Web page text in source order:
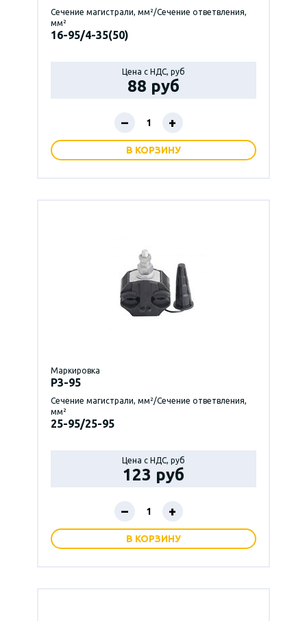
Сечение магистрали, мм²/Сечение ответвления,
мм²
16-95/4-35(50)
Цена с НДС, руб
88 руб
– +
В КОРЗИНУ
Маркировка
P3-95
Сечение магистрали, мм²/Сечение ответвления,
мм²
25-95/25-95
Цена с НДС, руб
123 руб
– +
В КОРЗИНУ